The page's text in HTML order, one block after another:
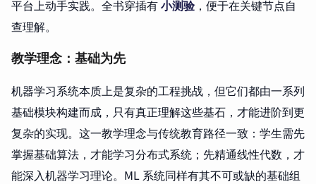
平台上动手实践。全书穿插有小测验，便于在关键节点自
查理解。
教学理念：基础为先
机器学习系统本质上是复杂的工程挑战，但它们都由一系列
基础模块构建而成，只有真正理解这些基石，才能进阶到更
复杂的实现。这一教学理念与传统教育路径一致：学生需先
掌握基础算法，才能学习分布式系统；先精通线性代数，才
能深入机器学习理论。ML 系统同样有其不可或缺的基础组